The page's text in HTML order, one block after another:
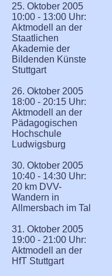
25. Oktober 2005
10:00 - 13:00 Uhr:
Aktmodell an der
Staatlichen
Akademie der
Bildenden Künste
Stuttgart
26. Oktober 2005
18:00 - 20:15 Uhr:
Aktmodell an der
Pädagogischen
Hochschule
Ludwigsburg
30. Oktober 2005
10:40 - 14:30 Uhr:
20 km DVV-
Wandern in
Allmersbach im Tal
31. Oktober 2005
19:00 - 21:00 Uhr:
Aktmodell an der
HfT Stuttgart